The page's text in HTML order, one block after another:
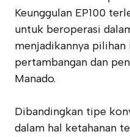
Keunggulan EP100
untuk beroperasi
menjadikannya
pertambangan dan
Manado.
Dibandingkan tipe
dalam hal ketahanan